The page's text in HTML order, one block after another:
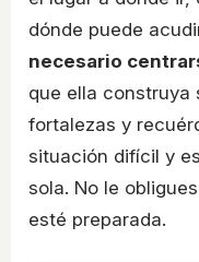
dónde puede
necesario
que ella construya
fortalezas y
situación difícil y
sola. No le
esté preparada.